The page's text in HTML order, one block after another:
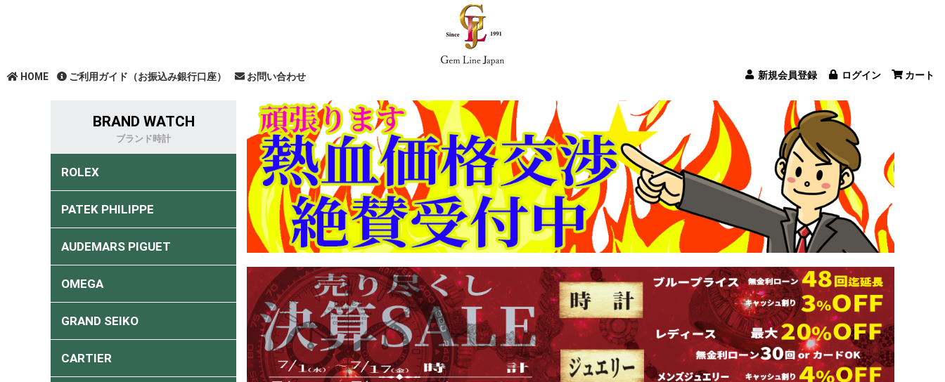
HOME ご利用ガイド（お振込み銀行口座） お問い合わせ 新規会員登録 ログイン カート
BRAND WATCH
ブランド時計
ROLEX
PATEK PHILIPPE
AUDEMARS PIGUET
OMEGA
GRAND SEIKO
CARTIER